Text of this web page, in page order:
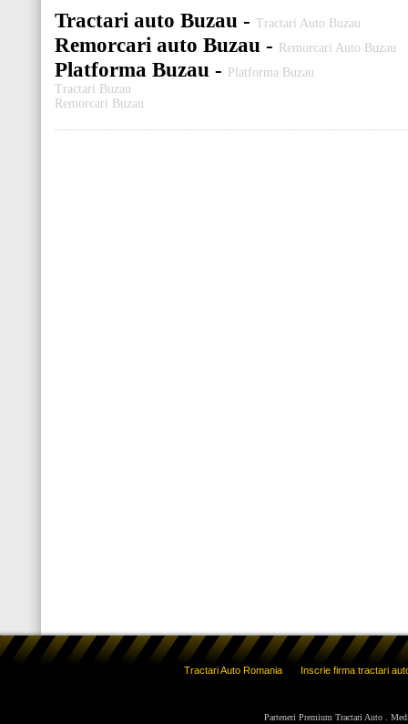
Tractari auto Buzau - Tractari Auto Buzau
Remorcari auto Buzau - Remorcari Auto Buzau
Platforma Buzau -
Platforma Buzau
Tractari Buzau
Remorcari Buzau
Tractari Auto Romania Inscrie firma tractari
Parteneri Premium Tractari Auto